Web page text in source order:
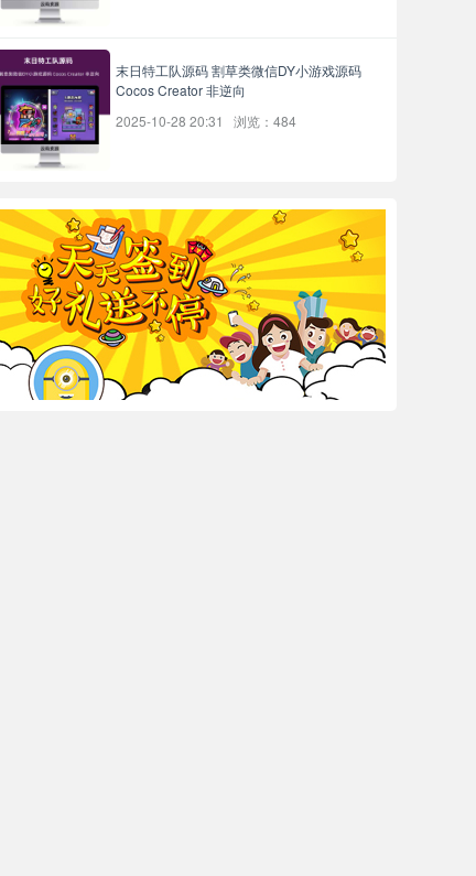
末日特工队源码 割草类微信DY小游戏源码
Cocos Creator 非逆向
2025-10-28 20:31 浏览：484